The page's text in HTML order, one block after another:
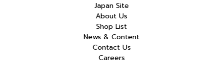
Japan Site
About Us
Shop List
News & Content
Contact Us
Careers